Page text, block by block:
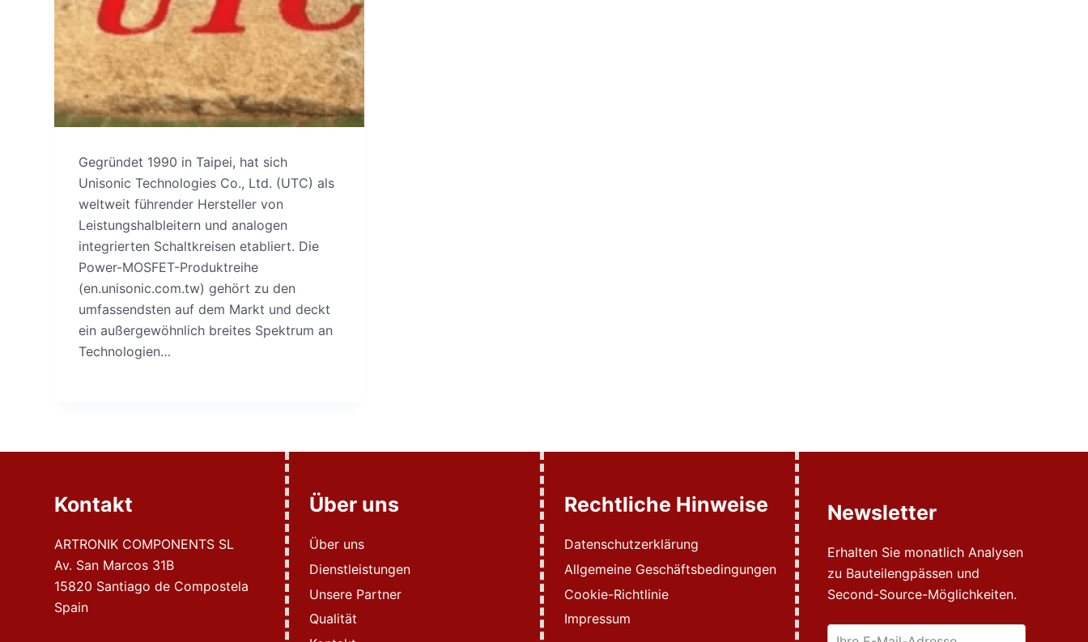
Gegründet 1990 in Taipei, hat sich
Unisonic Technologies Co., Ltd. (UTC) als
weltweit führender Hersteller von
Leistungshalbleitern und analogen
integrierten Schaltkreisen etabliert. Die
Power-MOSFET-Produktreihe
(en.unisonic.com.tw) gehört zu den
umfassendsten auf dem Markt und deckt
ein außergewöhnlich breites Spektrum an
Technologien…
Kontakt
ARTRONIK COMPONENTS SL
Av. San Marcos 31B
15820 Santiago de Compostela
Spain
Über uns
Über uns
Dienstleistungen
Unsere Partner
Qualität
Rechtliche Hinweise
Datenschutzerklärung
Allgemeine Geschäftsbedingungen
Cookie-Richtlinie
Impressum
Newsletter
Erhalten Sie monatlich Analysen
zu Bauteilengpässen und
Second-Source-Möglichkeiten.